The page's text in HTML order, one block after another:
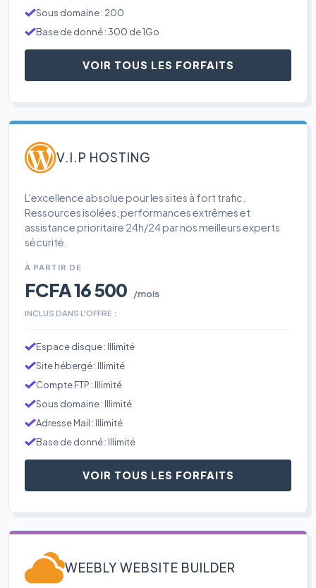
Sous domaine : 200
Base de donné : 300 de 1Go
VOIR TOUS LES FORFAITS
V.I.P HOSTING
L'excellence absolue pour les sites à fort trafic.
Ressources isolées, performances extrêmes et
assistance prioritaire 24h/24 par nos meilleurs experts
sécurité.
À PARTIR DE
FCFA 16 500 /mois
INCLUS DANS L'OFFRE :
Espace disque : Illimité
Site hébergé : Illimité
Compte FTP : Illimité
Sous domaine : Illimité
Adresse Mail : Illimité
Base de donné : Illimité
VOIR TOUS LES FORFAITS
WEEBLY WEBSITE BUILDER